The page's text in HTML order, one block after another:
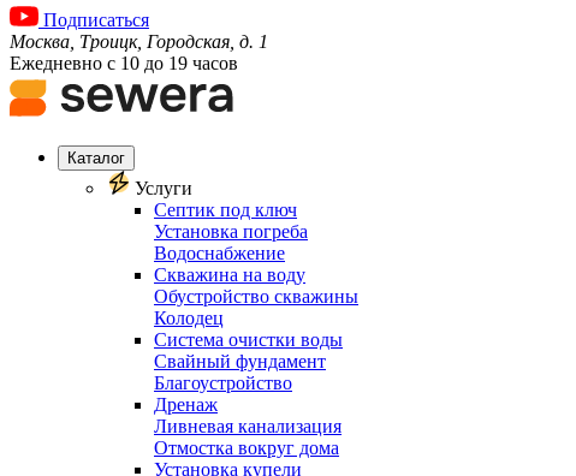
Подписаться
Москва, Троицк, Городская, д. 1
Ежедневно с 10 до 19 часов
Каталог
Услуги
Септик под ключ
Установка погреба
Водоснабжение
Скважина на воду
Обустройство скважины
Колодец
Система очистки воды
Свайный фундамент
Благоустройство
Дренаж
Ливневая канализация
Отмостка вокруг дома
Установка купели